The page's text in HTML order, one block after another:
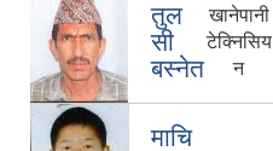
तुल
सी
बस्नेत
खानेपानी
टेक्निसिय
न
माचि